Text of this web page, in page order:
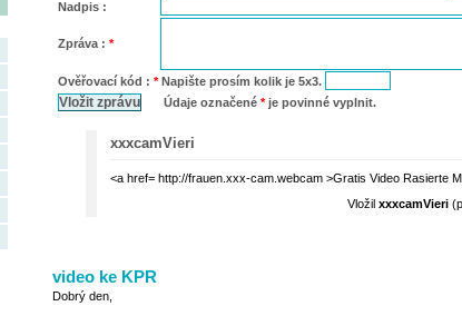
Nadpis :
Zpráva : *
Ověřovací kód : *Napište prosím kolik je 5x3.
Údaje označené *je povinné vyplnit.
xxxcamVieri
<a href= http://frauen.xxx-cam.webcam >Gratis Video Rasierte
Vložil xxxcamVieri
video ke KPR
Dobrý den,